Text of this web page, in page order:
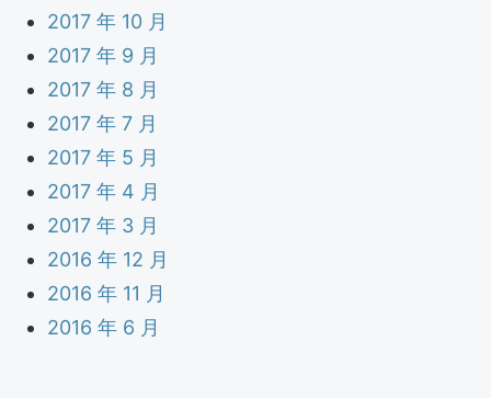
2017 年 10 月
2017 年 9 月
2017 年 8 月
2017 年 7 月
2017 年 5 月
2017 年 4 月
2017 年 3 月
2016 年 12 月
2016 年 11 月
2016 年 6 月